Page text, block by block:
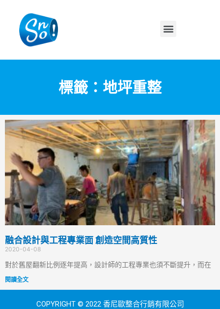
標籤：地坪重整
融合設計與工程專業面 創造空間高質性
2020-04-08
對於舊屋翻新比例逐年提高，設計師的工程專業也須不斷提升，而在
閱讀全文
COPYRIGHT © 2022 香尼歐整合行銷有限公司